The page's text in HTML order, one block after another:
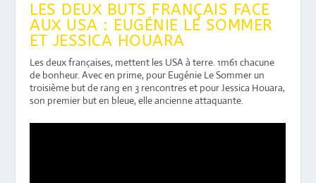
LES DEUX BUTS FRANÇAIS FACE
AUX USA : EUGÉNIE LE SOMMER
ET JESSICA HOUARA
Les deux françaises, mettent les USA à terre. 1m61 chacune
de bonheur. Avec en prime, pour Eugénie Le Sommer un
troisième but de rang en 3 rencontres et pour Jessica Houara,
son premier but en bleue, elle ancienne attaquante.